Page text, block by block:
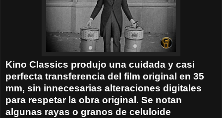
Kino Classics produjo una cuidada y casi
perfecta transferencia del film original en 35
mm, sin innecesarias alteraciones digitales
para respetar la obra original. Se notan
algunas rayas o granos de celuloide